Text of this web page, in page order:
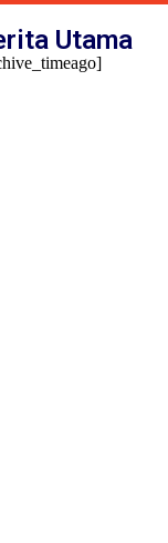
Utama